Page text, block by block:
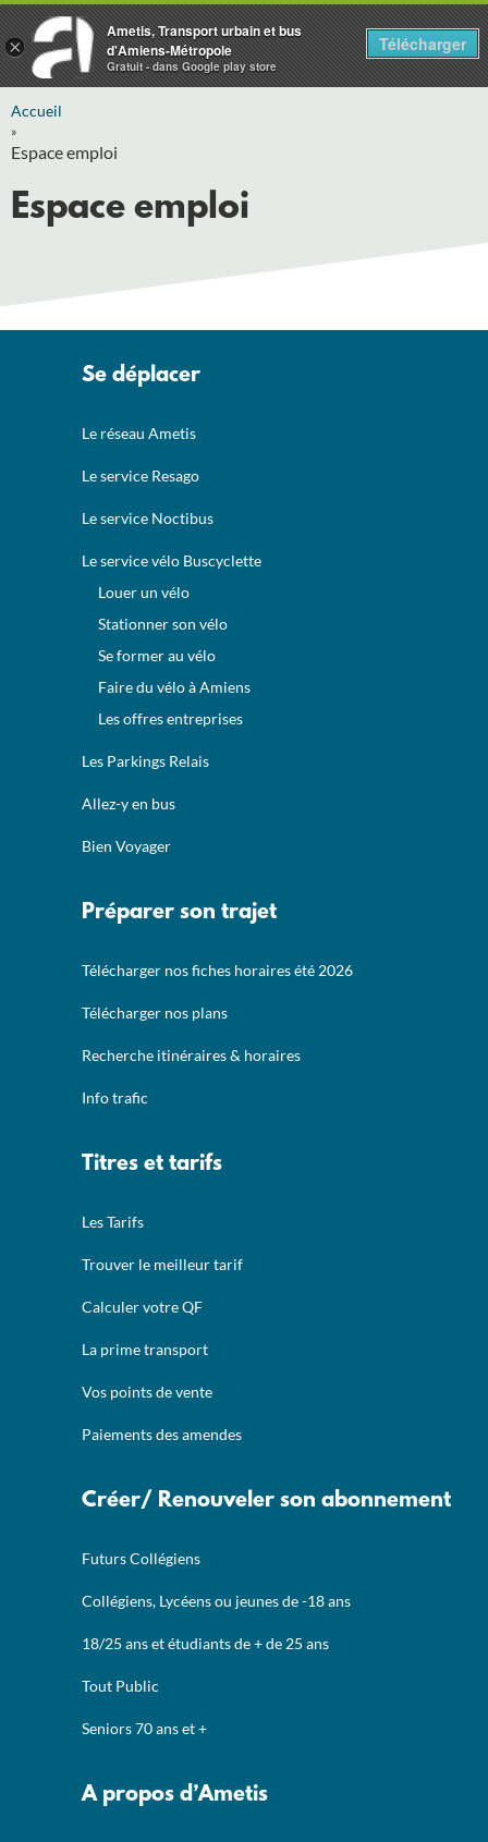
Accueil
»
Espace emploi
Espace emploi
Se déplacer
Le réseau Ametis
Le service Resago
Le service Noctibus
Le service vélo Buscyclette
Louer un vélo
Stationner son vélo
Se former au vélo
Faire du vélo à Amiens
Les offres entreprises
Les Parkings Relais
Allez-y en bus
Bien Voyager
Préparer son trajet
Télécharger nos fiches horaires été 2026
Télécharger nos plans
Recherche itinéraires & horaires
Info trafic
Titres et tarifs
Les Tarifs
Trouver le meilleur tarif
Calculer votre QF
La prime transport
Vos points de vente
Paiements des amendes
Créer/ Renouveler son abonnement
Futurs Collégiens
Collégiens, Lycéens ou jeunes de -18 ans
18/25 ans et étudiants de + de 25 ans
Tout Public
Seniors 70 ans et +
A propos d’Ametis
×
Ametis, Transport urbain et bus
d'Amiens-Métropole
Gratuit - dans Google play store
Télécharger